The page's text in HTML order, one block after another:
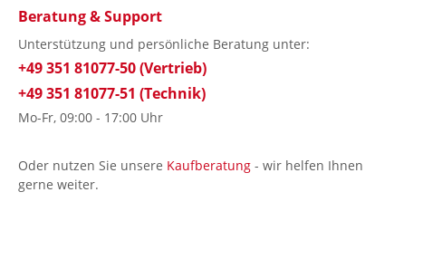
Beratung & Support
Unterstützung und persönliche Beratung unter:
+49 351 81077-50 (Vertrieb)
+49 351 81077-51 (Technik)
Mo-Fr, 09:00 - 17:00 Uhr
Oder nutzen Sie unsere Kaufberatung - wir helfen Ihnen
gerne weiter.